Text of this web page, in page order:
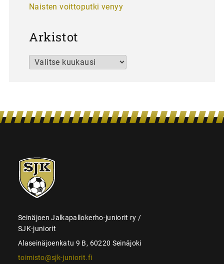
Naisten voittoputki venyy
Arkistot
Arkistot
SJK-
juniorit
Seinäjoen Jalkapallokerho-juniorit ry /
SJK-juniorit
Alaseinäjoenkatu 9 B, 60220 Seinäjoki
toimisto@sjk-juniorit.fi